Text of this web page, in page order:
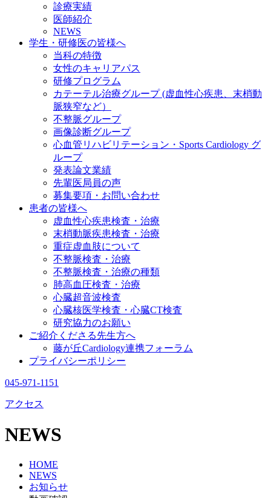
診療実績
医師紹介
NEWS
学生・研修医の皆様へ
当科の特徴
女性のキャリアパス
研修プログラム
カテーテル治療グループ (虚血性心疾患、末梢動
脈狭窄など）
不整脈グループ
画像診断グループ
心血管リハビリテーション・Sports Cardiology グ
ループ
発表論文業績
先輩医局員の声
募集要項・お問い合わせ
患者の皆様へ
虚血性心疾患検査・治療
末梢動脈疾患検査・治療
重症虚血肢について
不整脈検査・治療
不整脈検査・治療の種類
肺高血圧検査・治療
心臓超音波検査
心臓核医学検査・心臓CT検査
研究協力のお願い
ご紹介くださる先生方へ
藤が丘Cardiology連携フォーラム
プライバシーポリシー
045-971-1151
アクセス
NEWS
HOME
NEWS
お知らせ